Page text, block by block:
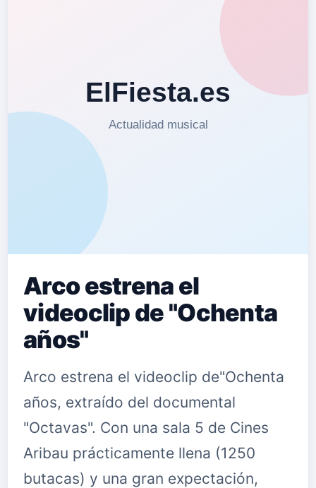
Arco estrena el
videoclip de "Ochenta
años"
Arco estrena el videoclip de"Ochenta
años, extraído del documental
"Octavas". Con una sala 5 de Cines
Aribau prácticamente llena (1250
butacas) y una gran expectación,